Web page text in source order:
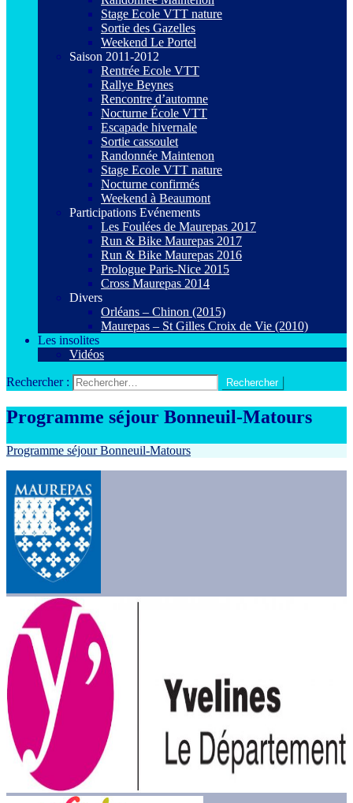
Stage Ecole VTT nature
Sortie des Gazelles
Weekend Le Portel
Saison 2011-2012
Rentrée Ecole VTT
Rallye Beynes
Rencontre d’automne
Nocturne École VTT
Escapade hivernale
Sortie cassoulet
Randonnée Maintenon
Stage Ecole VTT nature
Nocturne confirmés
Weekend à Beaumont
Participations Evénements
Les Foulées de Maurepas 2017
Run & Bike Maurepas 2017
Run & Bike Maurepas 2016
Prologue Paris-Nice 2015
Cross Maurepas 2014
Divers
Orléans – Chinon (2015)
Maurepas – St Gilles Croix de Vie (2010)
Les insolites
Vidéos
Rechercher :
Programme séjour Bonneuil-Matours
Programme séjour Bonneuil-Matours